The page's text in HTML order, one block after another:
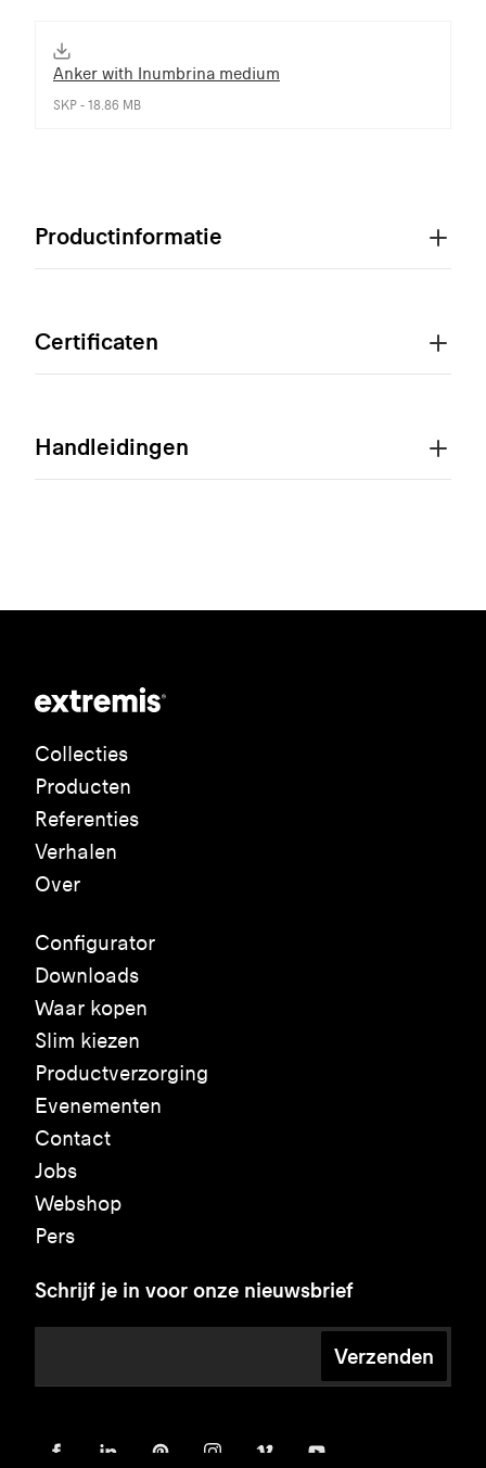
Anker with Inumbrina medium
SKP - 18.86 MB
Productinformatie
Certificaten
Handleidingen
Collecties
Producten
Referenties
Verhalen
Over
Configurator
Downloads
Waar kopen
Slim kiezen
Productverzorging
Evenementen
Contact
Jobs
Webshop
Pers
Schrijf je in voor onze nieuwsbrief
Verzenden